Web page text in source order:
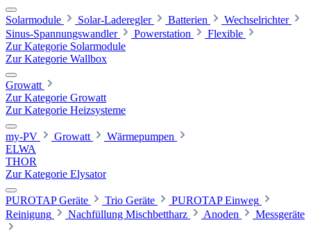
Solarmodule Solar-Laderegler Batterien
Wechselrichter
Sinus-Spannungswandler
Powerstation
Flexible
Zur Kategorie Solarmodule
Zur Kategorie Wallbox
Growatt
Zur Kategorie Growatt
Zur Kategorie Heizsysteme
my-PV Growatt
Wärmepumpen
ELWA
THOR
Zur Kategorie Elysator
PUROTAP Geräte Trio Geräte
PUROTAP Einweg
Reinigung
Nachfüllung Mischbettharz Anoden Messgeräte